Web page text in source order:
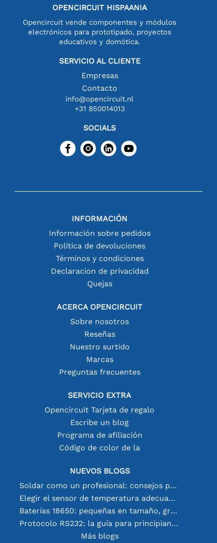
OPENCIRCUIT HISPAANIA
Opencircuit vende componentes y módulos
electrónicos para prototipado, proyectos
educativos y domótica.
SERVICIO AL CLIENTE
Empresas
Contacto
info@opencircuit.nl
+31 850014013
SOCIALS
INFORMACIÓN
Información sobre pedidos
Política de devoluciones
Términos y condiciones
Declaracion de privacidad
Quejas
ACERCA OPENCIRCUIT
Sobre nosotros
Reseñas
Nuestro surtido
Marcas
Preguntas frecuentes
SERVICIO EXTRA
Opencircuit Tarjeta de regalo
Escribe un blog
Programa de afiliación
Código de color de la
NUEVOS BLOGS
Soldar como un profesional: consejos para conexiones electrónicas perfectas
Elegir el sensor de temperatura adecuado [youtube]
Baterías 18650: pequeñas en tamaño, grandes en rendimiento
Protocolo RS232: la guía para principiantes
Más blogs